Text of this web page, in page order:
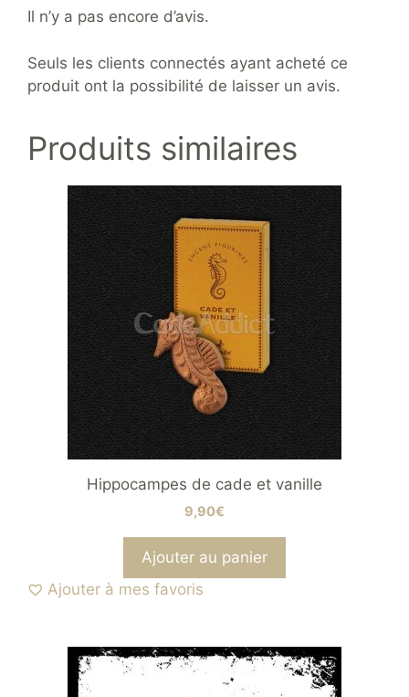
Il n’y a pas encore d’avis.
Seuls les clients connectés ayant acheté ce
produit ont la possibilité de laisser un avis.
Produits similaires
Hippocampes de cade et vanille
9,90€
Ajouter au panier
Ajouter à mes favoris